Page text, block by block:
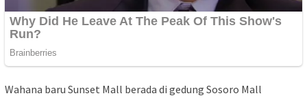
Wahana baru Sunset Mall berada di gedung Sosoro Mall